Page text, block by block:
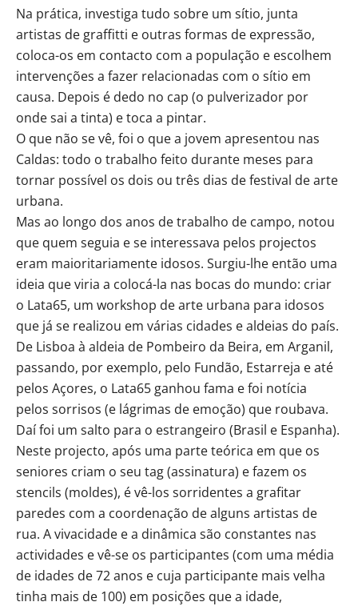
Na prática, investiga tudo sobre um sítio, junta
artistas de graffitti e outras formas de expressão,
coloca-os em contacto com a população e escolhem
intervenções a fazer relacionadas com o sítio em
causa. Depois é dedo no cap (o pulverizador por
onde sai a tinta) e toca a pintar.
O que não se vê, foi o que a jovem apresentou nas
Caldas: todo o trabalho feito durante meses para
tornar possível os dois ou três dias de festival de arte
urbana.
Mas ao longo dos anos de trabalho de campo, notou
que quem seguia e se interessava pelos projectos
eram maioritariamente idosos. Surgiu-lhe então uma
ideia que viria a colocá-la nas bocas do mundo: criar
o Lata65, um workshop de arte urbana para idosos
que já se realizou em várias cidades e aldeias do país.
De Lisboa à aldeia de Pombeiro da Beira, em Arganil,
passando, por exemplo, pelo Fundão, Estarreja e até
pelos Açores, o Lata65 ganhou fama e foi notícia
pelos sorrisos (e lágrimas de emoção) que roubava.
Daí foi um salto para o estrangeiro (Brasil e Espanha).
Neste projecto, após uma parte teórica em que os
seniores criam o seu tag (assinatura) e fazem os
stencils (moldes), é vê-los sorridentes a grafitar
paredes com a coordenação de alguns artistas de
rua. A vivacidade e a dinâmica são constantes nas
actividades e vê-se os participantes (com uma média
de idades de 72 anos e cuja participante mais velha
tinha mais de 100) em posições que a idade,